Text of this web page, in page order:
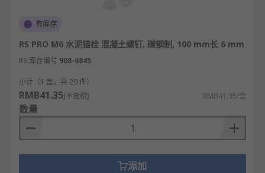
有库存
RS PRO M6 水泥锚栓 混凝土螺钉, 碳钢制, 100 mm长 6 mm
RS 库存编号 908-6845
小计（1 盒，共 20 件）
RMB41.35(不含税) RMB41.35/盒
数量
添加